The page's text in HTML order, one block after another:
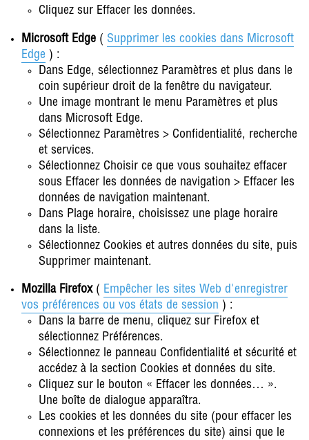
Cliquez sur Effacer les données.
Microsoft Edge ( Supprimer les cookies dans Microsoft
Edge ) :
Dans Edge, sélectionnez Paramètres et plus dans le
coin supérieur droit de la fenêtre du navigateur.
Une image montrant le menu Paramètres et plus
dans Microsoft Edge.
Sélectionnez Paramètres > Confidentialité, recherche
et services.
Sélectionnez Choisir ce que vous souhaitez effacer
sous Effacer les données de navigation > Effacer les
données de navigation maintenant.
Dans Plage horaire, choisissez une plage horaire
dans la liste.
Sélectionnez Cookies et autres données du site, puis
Supprimer maintenant.
Mozilla Firefox ( Empêcher les sites Web d'enregistrer
vos préférences ou vos états de session ) :
Dans la barre de menu, cliquez sur Firefox et
sélectionnez Préférences.
Sélectionnez le panneau Confidentialité et sécurité et
accédez à la section Cookies et données du site.
Cliquez sur le bouton « Effacer les données… ».
Une boîte de dialogue apparaîtra.
Les cookies et les données du site (pour effacer les
connexions et les préférences du site) ainsi que le